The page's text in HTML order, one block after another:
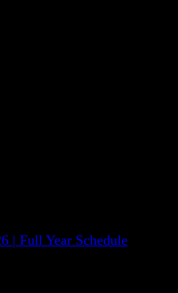
| Full Year Schedule